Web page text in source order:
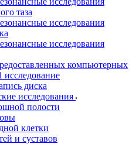
таза
исследования
исследования
компьютерных
исследование
диска
исследования
полости
клетки
и суставов